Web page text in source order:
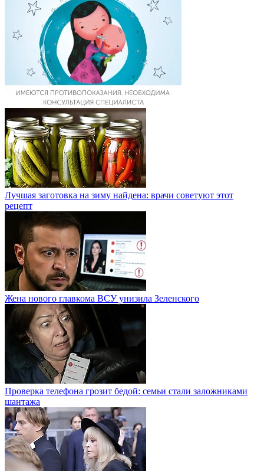
Лучшая заготовка на зиму найдена: врачи советуют этот
рецепт
Жена нового главкома ВСУ унизила Зеленского
Проверка телефона грозит бедой: семьи стали заложниками
шантажа